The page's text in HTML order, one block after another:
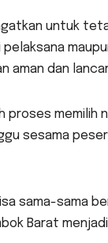
untuk
pelaksana
aman dan
proses
sesama
sama-sama
Barat